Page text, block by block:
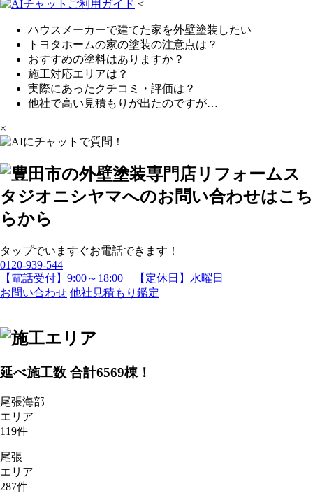
<
ハウスメーカーで建てた家を外壁塗装したい
トヨタホームの家の塗装の注意点は？
おすすめの塗料はありますか？
施工対応エリアは？
実際にあったクチコミ・評価は？
他社で高い見積もりが出たのですが…
×
タップでいますぐお電話できます！
0120-939-544
【電話受付】9:00～18:00 【定休日】水曜日
お問い合わせ 他社見積もり鑑定
延べ施工数 合計6569棟！
尾張海部
エリア
119件
尾張
エリア
287件